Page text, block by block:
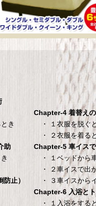
TANITA 【乗った人
タリと当てる「乗
機能」搭載】 体組
ホワイト BC-754-
TANITA 【乗った人をピタ
てる「乗るピタ機能」搭載
組成計 ホワイト BC-754-
き
助
止）
Chapter-4 着替え
・ １衣服を脱ぐ
・ ２衣服を着る
Chapter-5 車イス
・ １ベッドから
・ ２車イスで出
・ ３車イスから
Chapter-6 入浴と
・ １入浴をする